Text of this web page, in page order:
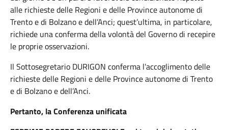
alle richieste delle Regioni e delle Province autonome di
Trento e di Bolzano e dell’Anci; quest’ultima, in particolare,
richiede una conferma della volontà del Governo di recepire
le proprie osservazioni.
Il Sottosegretario DURIGON conferma l’accoglimento delle
richieste delle Regioni e delle Province autonome di Trento
e di Bolzano e dell’Anci.
Pertanto, la Conferenza unificata